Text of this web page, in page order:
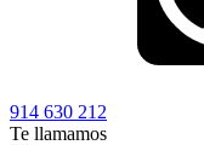
914 630 212
Te llamamos